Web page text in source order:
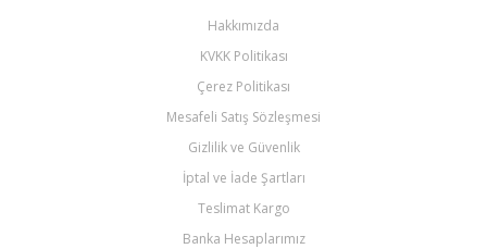
Hakkımızda
KVKK Politikası
Çerez Politikası
Mesafeli Satış Sözleşmesi
Gizlilik ve Güvenlik
İptal ve İade Şartları
Teslimat Kargo
Banka Hesaplarımız